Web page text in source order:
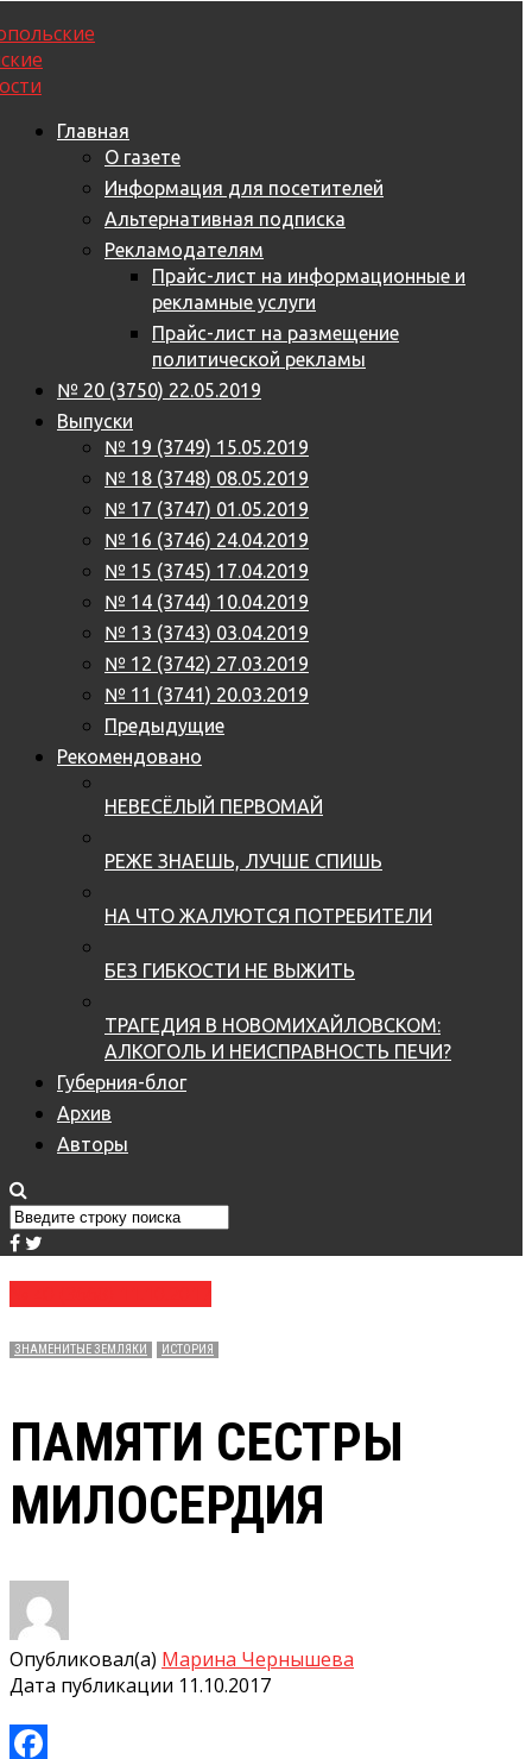
Главная
О газете
Информация для посетителей
Альтернативная подписка
Рекламодателям
Прайс-лист на информационные и
рекламные услуги
Прайс-лист на размещение
политической рекламы
№ 20 (3750) 22.05.2019
Выпуски
№ 19 (3749) 15.05.2019
№ 18 (3748) 08.05.2019
№ 17 (3747) 01.05.2019
№ 16 (3746) 24.04.2019
№ 15 (3745) 17.04.2019
№ 14 (3744) 10.04.2019
№ 13 (3743) 03.04.2019
№ 12 (3742) 27.03.2019
№ 11 (3741) 20.03.2019
Предыдущие
Рекомендовано
НЕВЕСЁЛЫЙ ПЕРВОМАЙ
РЕЖЕ ЗНАЕШЬ, ЛУЧШЕ СПИШЬ
НА ЧТО ЖАЛУЮТСЯ ПОТРЕБИТЕЛИ
БЕЗ ГИБКОСТИ НЕ ВЫЖИТЬ
ТРАГЕДИЯ В НОВОМИХАЙЛОВСКОМ:
АЛКОГОЛЬ И НЕИСПРАВНОСТЬ ПЕЧИ?
Губерния-блог
Архив
Авторы
ЗНАМЕНИТЫЕ ЗЕМЛЯКИ ИСТОРИЯ
ПАМЯТИ СЕСТРЫ
МИЛОСЕРДИЯ
Опубликовал(а) Марина Чернышева
Дата публикации 11.10.2017